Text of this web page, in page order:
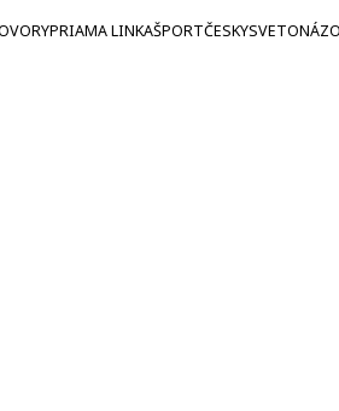
PRIAMA LINKAŠPORTČESKY